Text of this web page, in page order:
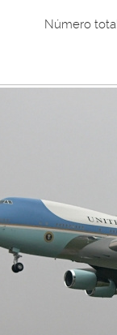
Número